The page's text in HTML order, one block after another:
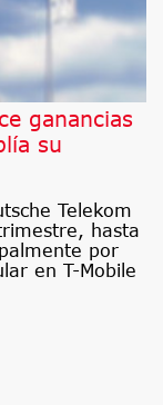
ganancias
su
Telekom
hasta
por
en T-Mobile